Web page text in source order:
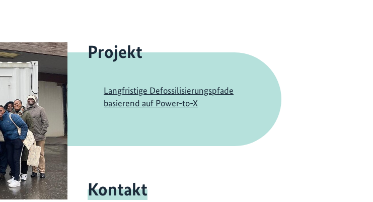
Projekt
Langfristige Defossilisierungspfade
basierend auf Power-to-X
Kontakt